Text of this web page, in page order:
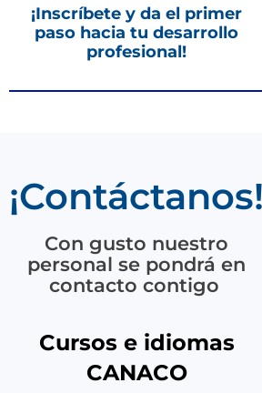
¡Inscríbete y da el primer
paso hacia tu desarrollo
profesional!
¡Contáctanos!
Con gusto nuestro
personal se pondrá en
contacto contigo
Cursos e idiomas
CANACO